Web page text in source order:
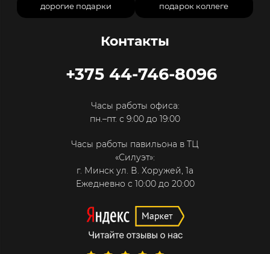
дорогие подарки подарок коллеге
Контакты
+375 44-746-8096
Часы работы офиса:
пн.–пт. с 9:00 до 19:00
Часы работы павильона в ТЦ
«Силуэт»:
г. Минск ул. В. Хоружей, 1а
Ежедневно с 10:00 до 20:00